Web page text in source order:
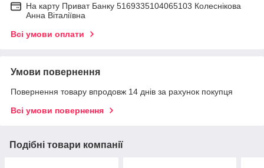
На карту Приват Банку 5169335104065103 Колеснікова
Анна Віталіївна
Всі умови оплати
Умови повернення
Повернення товару впродовж 14 днів за рахунок покупця
Всі умови повернення
Подібні товари компанії